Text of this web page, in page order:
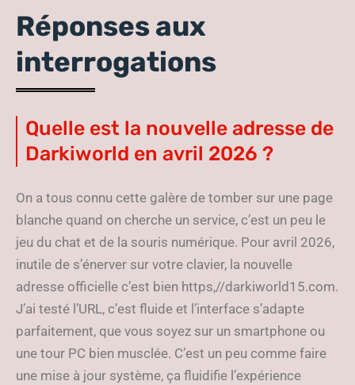
Réponses aux
interrogations
Quelle est la nouvelle adresse de
Darkiworld en avril 2026 ?
On a tous connu cette galère de tomber sur une page
blanche quand on cherche un service, c’est un peu le
jeu du chat et de la souris numérique. Pour avril 2026,
inutile de s’énerver sur votre clavier, la nouvelle
adresse officielle c’est bien https,//darkiworld15.com.
J’ai testé l’URL, c’est fluide et l’interface s’adapte
parfaitement, que vous soyez sur un smartphone ou
une tour PC bien musclée. C’est un peu comme faire
une mise à jour système, ça fluidifie l’expérience